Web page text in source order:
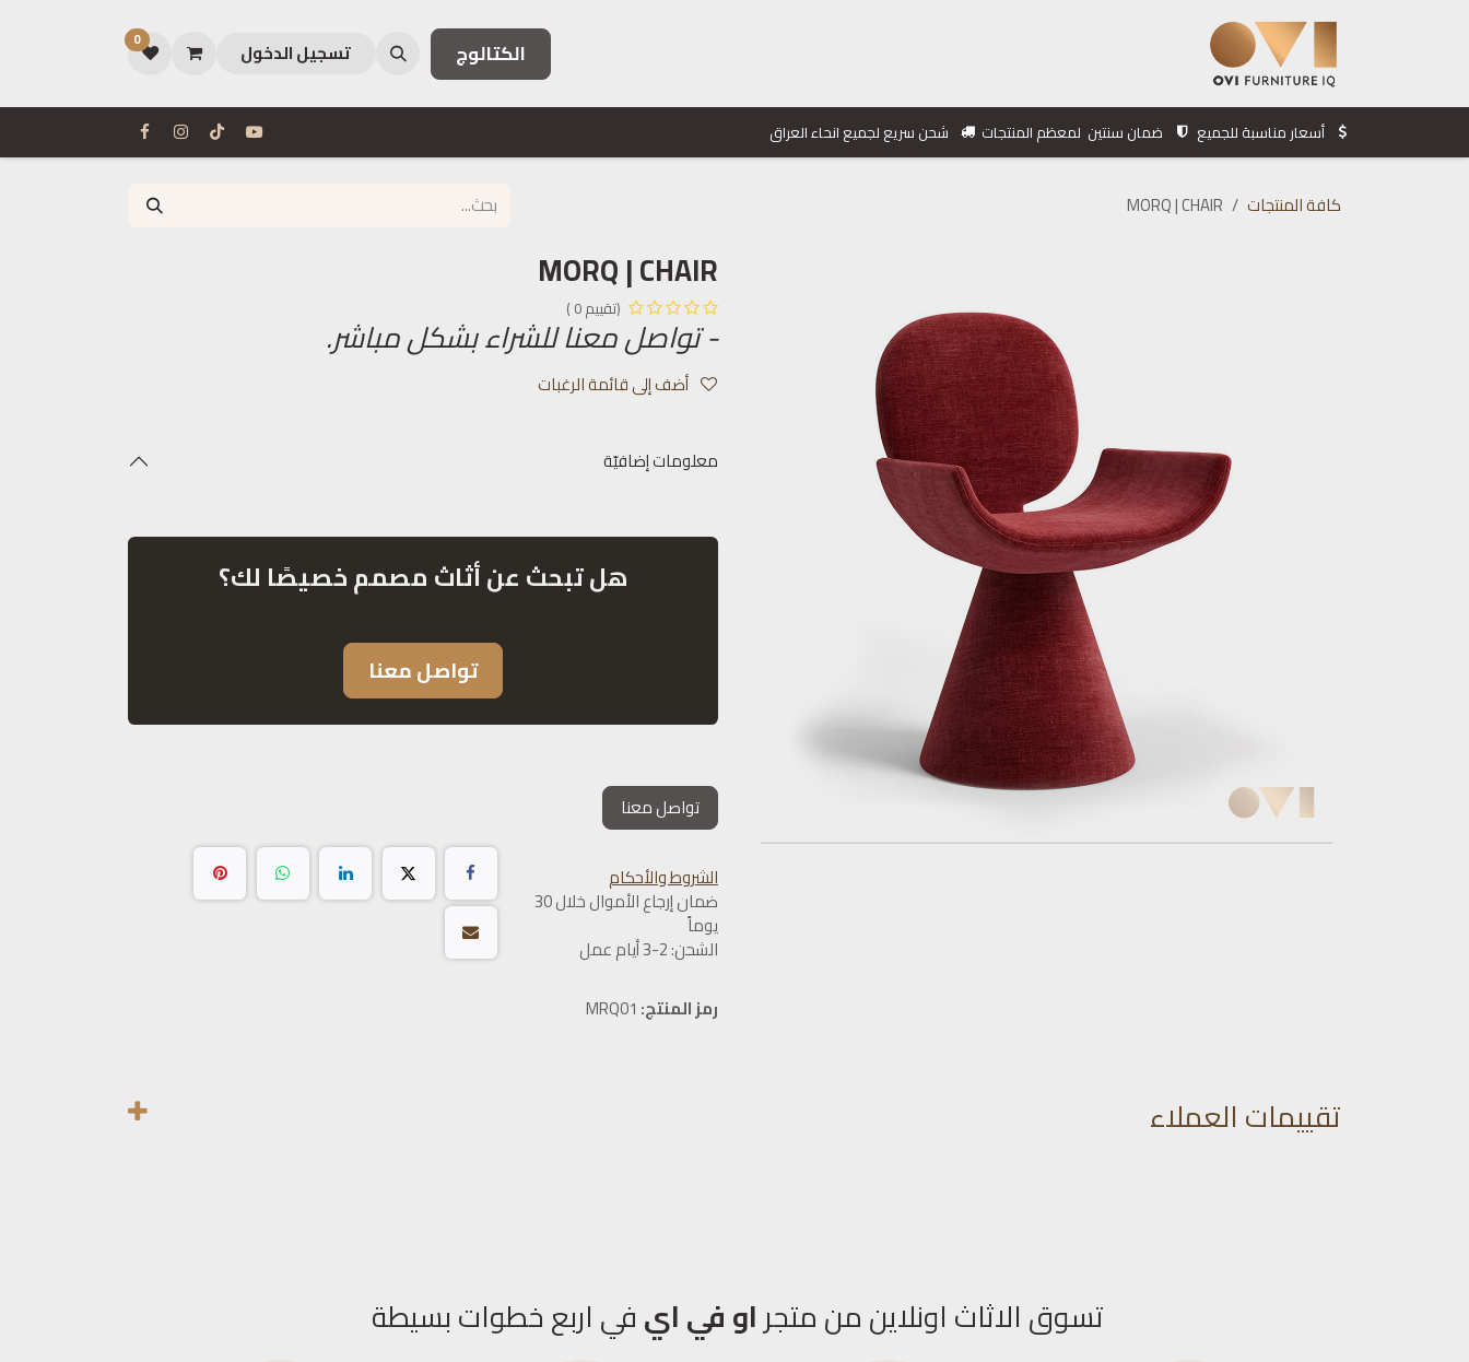
الكتالوج تسجيل الدخول 0
أسعار مناسبة للجميع ضمان سنتين لمعظم المنتجات شحن سريع لجميع انحاء العراق
كافة المنتجات MORQ | CHAIR
MORQ | CHAIR
(تقييم 0 )
- تواصل معنا للشراء بشكل مباشر.
أضف إلى قائمة الرغبات
معلومات إضافيّة
هل تبحث عن أثاث مصمم خصيصًا لك؟
تواصل معنا
تواصل معنا
الشروط والأحكام
ضمان إرجاع الأموال خلال 30
يوماً
الشحن: 2-3 أيام عمل
رمز المنتج: MRQ01
تقييمات العملاء
تسوق الاثاث اونلاين من متجراو في ايفي اربع خطوات بسيطة